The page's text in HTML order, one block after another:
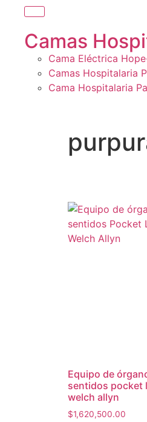
Camas
Cama Eléctrica
Camas Hospitalaria
Cama Hospitalaria
equipo de órganos de los
sentidos pocket
welch allyn
$1,620,500.00